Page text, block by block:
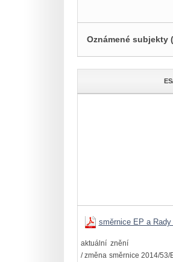
Oznámené subjekty
směrnice EP a
aktuální znění
/ změna směrnice 2014/53/